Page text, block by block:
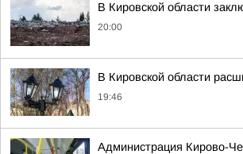
В Кировской области
20:00
В Кировской области
19:46
Администрация Кирово-